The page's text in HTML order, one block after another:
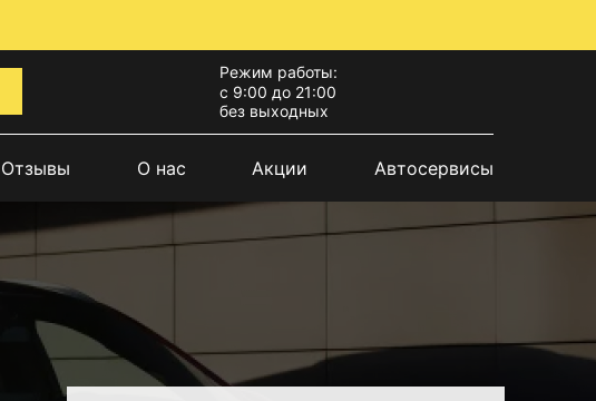
Режим работы:
с 9:00 до 21:00
без выходных
Отзывы О нас Акции Автосервисы